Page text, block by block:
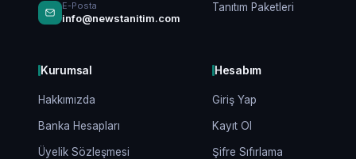
E-Posta
info@newstanitim.com
Tanıtım Paketleri
Kurumsal
Hakkımızda
Banka Hesapları
Üyelik Sözleşmesi
Hesabım
Giriş Yap
Kayıt Ol
Şifre Sıfırlama